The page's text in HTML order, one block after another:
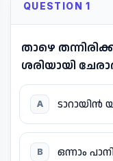
QUESTION 1
താഴെ
ശരിയായി
A ടാറായിൻ
B ഒന്നാം